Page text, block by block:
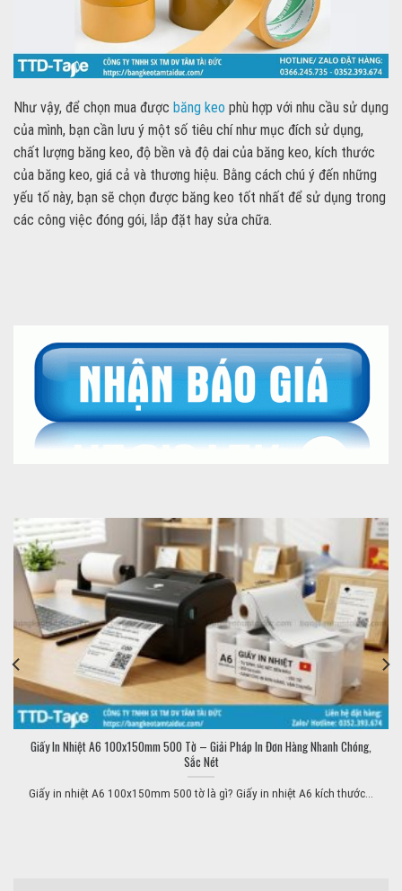
Như vậy, để chọn mua được băng keo phù hợp với nhu cầu sử dụng
của mình, bạn cần lưu ý một số tiêu chí như mục đích sử dụng,
chất lượng băng keo, độ bền và độ dai của băng keo, kích thước
của băng keo, giá cả và thương hiệu. Bằng cách chú ý đến những
yếu tố này, bạn sẽ chọn được băng keo tốt nhất để sử dụng trong
các công việc đóng gói, lắp đặt hay sửa chữa.
Giấy In Nhiệt A6 100x150mm 500 Tờ – Giải Pháp In Đơn Hàng Nhanh Chóng,
Sắc Nét
Giấy in nhiệt A6 100x150mm 500 tờ là gì? Giấy in nhiệt A6 kích thước...